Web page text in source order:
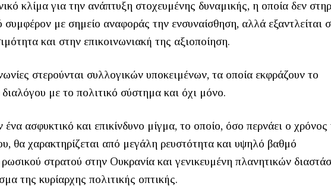
κλίμα για την ανάπτυξη στοχευμένης δυναμικής, η οποία δεν
με σημείο αναφοράς την ενσυναίσθηση, αλλά εξαντλείται
και στην επικοινωνιακή της αξιοποίηση.
στερούνται συλλογικών υποκειμένων, τα οποία εκφράζουν το
με το πολιτικό σύστημα και όχι μόνο.
ασφυκτικό και επικίνδυνο μίγμα, το οποίο, όσο περνάει ο χρόνος
θα χαρακτηρίζεται από μεγάλη ρευστότητα και υψηλό βαθμό
στρατού στην Ουκρανία και γενικευμένη πλανητικών
της κυρίαρχης πολιτικής οπτικής.